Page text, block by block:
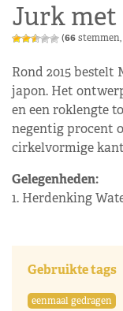
Jurk met
(66
Rond 2015
japon. Het
en een roklengte
negentig procent
cirkelvormige
Gelegenheden:
1. Herdenking
Gebruikte tags
eenmaal gedragen